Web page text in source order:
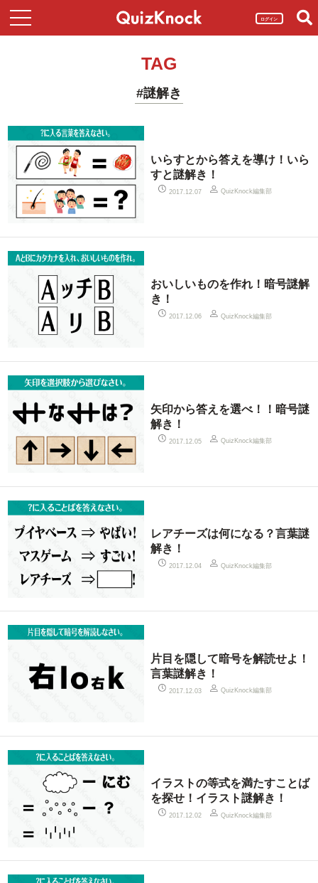
ログイン
TAG
#謎解き
いらすとから答えを導け！いら
すと謎解き！
2017.12.07 QuizKnock編集部
おいしいものを作れ！暗号謎解
き！
2017.12.06 QuizKnock編集部
矢印から答えを選べ！！暗号謎
解き！
2017.12.05 QuizKnock編集部
レアチーズは何になる？言葉謎
解き！
2017.12.04 QuizKnock編集部
片目を隠して暗号を解読せよ！
言葉謎解き！
2017.12.03 QuizKnock編集部
イラストの等式を満たすことば
を探せ！イラスト謎解き！
2017.12.02 QuizKnock編集部